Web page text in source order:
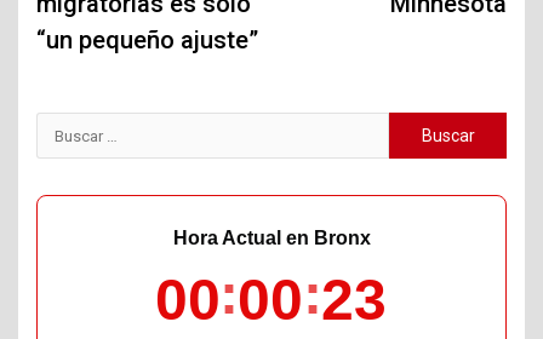
“un pequeño ajuste”
Buscar:
Hora Actual en Bronx
00 00 24